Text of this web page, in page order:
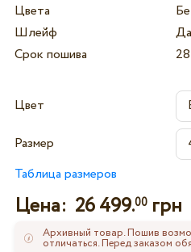
Цвета
Шлейф
Да
Срок пошива
Цвет
Размер
Таблица размеров
Цена: 26 499.00грн
Архивный товар. Пошив
отличаться. Перед заказом